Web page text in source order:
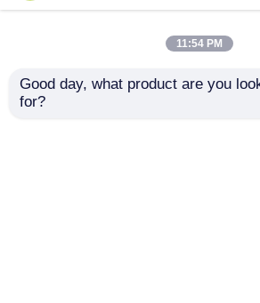
11:54 PM
Good day, what product are you
for?